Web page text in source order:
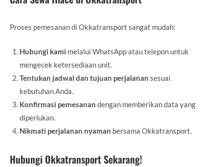
Proses pemesanan di Okkatransport sangat mudah:
Hubungi kami melalui WhatsApp atau telepon untuk
mengecek ketersediaan unit.
Tentukan jadwal dan tujuan perjalanan sesuai
kebutuhan Anda.
Konfirmasi pemesanan dengan memberikan data yang
diperlukan.
Nikmati perjalanan nyaman bersama Okkatransport.
Hubungi Okkatransport Sekarang!